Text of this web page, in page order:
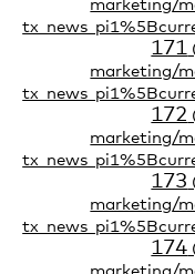
171
172
173
174